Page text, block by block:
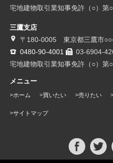
宅地建物取引業知事免許（○）
三鷹支店
〒180-0005 東京都三鷹市
0480-90-4001
03-6904-
宅地建物取引業知事免許（○）
メニュー
ホーム 買いたい 売りたい
サイトマップ